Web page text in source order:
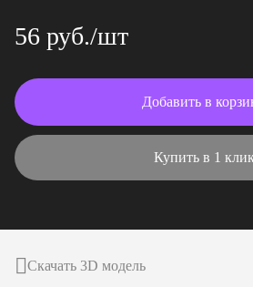
56 руб./шт
Добавить в
Купить в 1 клик
Скачать 3D модель